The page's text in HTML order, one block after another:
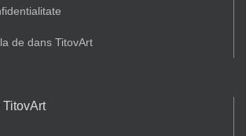
de dans TitovArt
TitovArt